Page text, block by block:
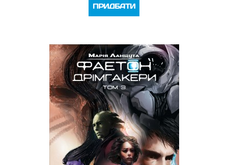
ПРИДБАТИ